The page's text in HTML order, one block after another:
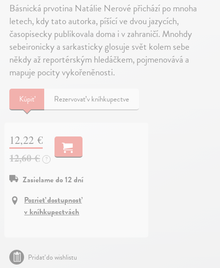
Básnická prvotina Natálie Nerové přichází po mnoha
letech, kdy tato autorka, píšící ve dvou jazycích,
časopisecky publikovala doma i v zahraničí. Mnohdy
sebeironicky a sarkasticky glosuje svět kolem sebe
někdy až reportérským hledáčkem, pojmenovává a
mapuje pocity vykořeněnosti.
Kúpiť Rezervovať v kníhkupectve
12,22 €
12,60 € ?
Zasielame do 12 dní
Pozrieť dostupnosť
v kníhkupectvách
Pridať do wishlistu